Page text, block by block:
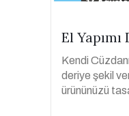
El
Kendi
deriye şekil
ürününüzü